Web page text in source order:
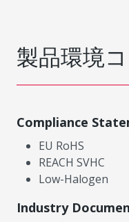
製品環境
Compliance
EU RoHS
REACH SVHC
Low-Halogen
Industry